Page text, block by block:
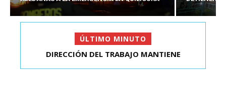
ÚLTIMO MINUTO
CRIMEN DE ESTUDIANTE EN SAN BERNARDO: